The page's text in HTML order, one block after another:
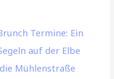
Termine: Ein
auf der Elbe
Mühlenstraße